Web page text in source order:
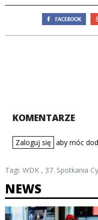
KOMENTARZE
Zaloguj się aby móc
Tagi: WDK , 37. Spotkania
NEWS